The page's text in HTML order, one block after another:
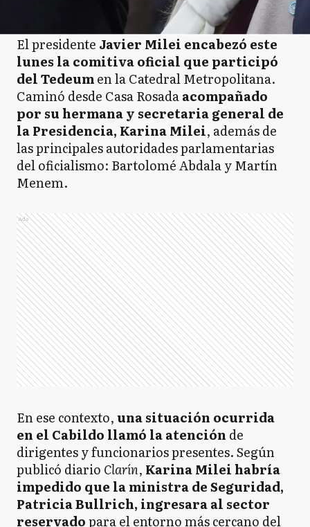
El presidente Javier Milei encabezó este
lunes la comitiva oficial que participó
del Tedeumen la Catedral Metropolitana.
Caminó desde Casa Rosadaacompañado
por su hermana y secretaria general de
la Presidencia, Karina Milei, además de
las principales autoridades parlamentarias
del oficialismo: Bartolomé Abdala y Martín
Menem.
Ads
En ese contexto,una situación ocurrida
en el Cabildo llamó la atención de
dirigentes y funcionarios presentes. Según
publicó diario Clarín, Karina Milei habría
impedido que la ministra de Seguridad,
Patricia Bullrich, ingresara al sector
reservadopara el entorno más cercano del